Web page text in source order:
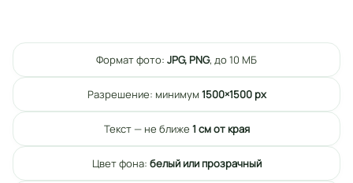
Формат фото: JPG, PNG, до 10 МБ
Разрешение: минимум 1500×1500 px
Текст — не ближе 1 см от края
Цвет фона: белый или прозрачный